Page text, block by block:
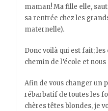
maman! Ma fille elle,
sa rentrée chez les
maternelle).
Donc voilà qui est fait;
chemin de l’école et
Afin de vous changer un
rébarbatif de toutes les
chères têtes blondes, je